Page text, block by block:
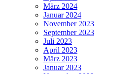
März 2024
Januar 2024
November 2023
September 2023
Juli 2023
April 2023
März 2023
Januar 2023